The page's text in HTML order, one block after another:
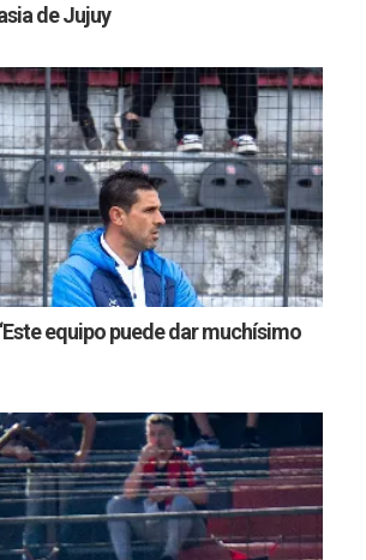
de Jujuy
equipo puede dar muchísimo